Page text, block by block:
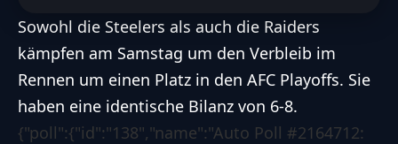
Sowohl die Steelers als auch die Raiders
kämpfen am Samstag um den Verbleib im
Rennen um einen Platz in den AFC Playoffs. Sie
haben eine identische Bilanz von 6-8.
{"poll":{"id":"138","name":"Auto Poll #2164712: